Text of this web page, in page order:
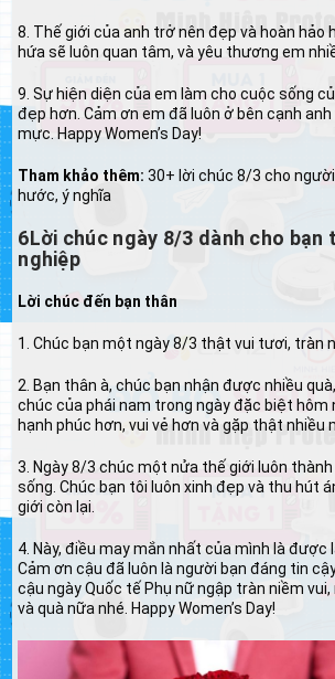
8. Thế giới của anh trở nên đẹp và hoàn hảo
hứa sẽ luôn quan tâm, và yêu thương em
9. Sự hiện diện của em làm cho cuộc sống
đẹp hơn. Cảm ơn em đã luôn ở bên cạnh
mực. Happy Women’s Day!
Tham khảo thêm: 30+ lời chúc 8/3 cho
hước, ý nghĩa
6Lời chúc ngày 8/3 dành cho bạn
nghiệp
Lời chúc đến bạn thân
1. Chúc bạn một ngày 8/3 thật vui tươi, tràn
2. Bạn thân à, chúc bạn nhận được nhiều
chúc của phái nam trong ngày đặc biệt hôm
hạnh phúc hơn, vui vẻ hơn và gặp thật nhiều
3. Ngày 8/3 chúc một nửa thế giới luôn
sống. Chúc bạn tôi luôn xinh đẹp và thu hút
giới còn lại.
4. Này, điều may mắn nhất của mình là được
Cảm ơn cậu đã luôn là người bạn đáng tin
cậu ngày Quốc tế Phụ nữ ngập tràn niềm
và quà nữa nhé. Happy Women’s Day!